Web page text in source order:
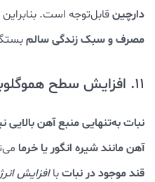
دارچینقابل‌توجه است. بنابراین
مصرف و سبک زندگیسالم
11. افزایش سطح هموگلوبین با مصرف نبات
نبات به‌تنهایی منبع آهن
آهن مانند شیره انگور یا خرما
قند موجود در نباتباافزایش